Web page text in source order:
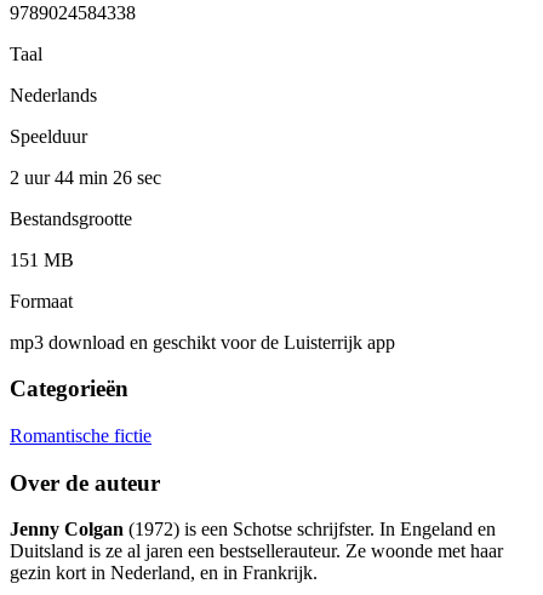
9789024584338
Taal
Nederlands
Speelduur
2 uur 44 min 26 sec
Bestandsgrootte
151 MB
Formaat
mp3 download en geschikt voor de Luisterrijk app
Categorieën
Romantische fictie
Over de auteur
Jenny Colgan (1972) is een Schotse schrijfster. In Engeland en
Duitsland is ze al jaren een bestsellerauteur. Ze woonde met haar
gezin kort in Nederland, en in Frankrijk.